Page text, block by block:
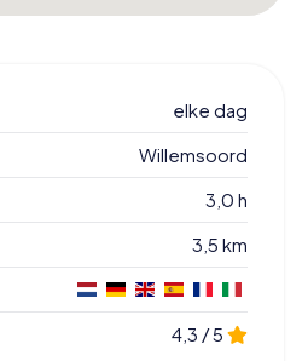
elke dag
Willemsoord
3,0 h
3,5 km
4,3 / 5